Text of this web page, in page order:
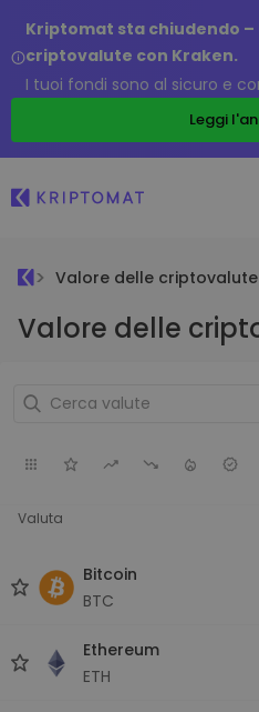
Kriptomat sta chiudendo
criptovalute con Kraken.
I tuoi fondi sono al sicuro e
Leggi
Valore delle criptovalute
Valore delle
Valuta
Bitcoin
BTC
Ethereum
ETH